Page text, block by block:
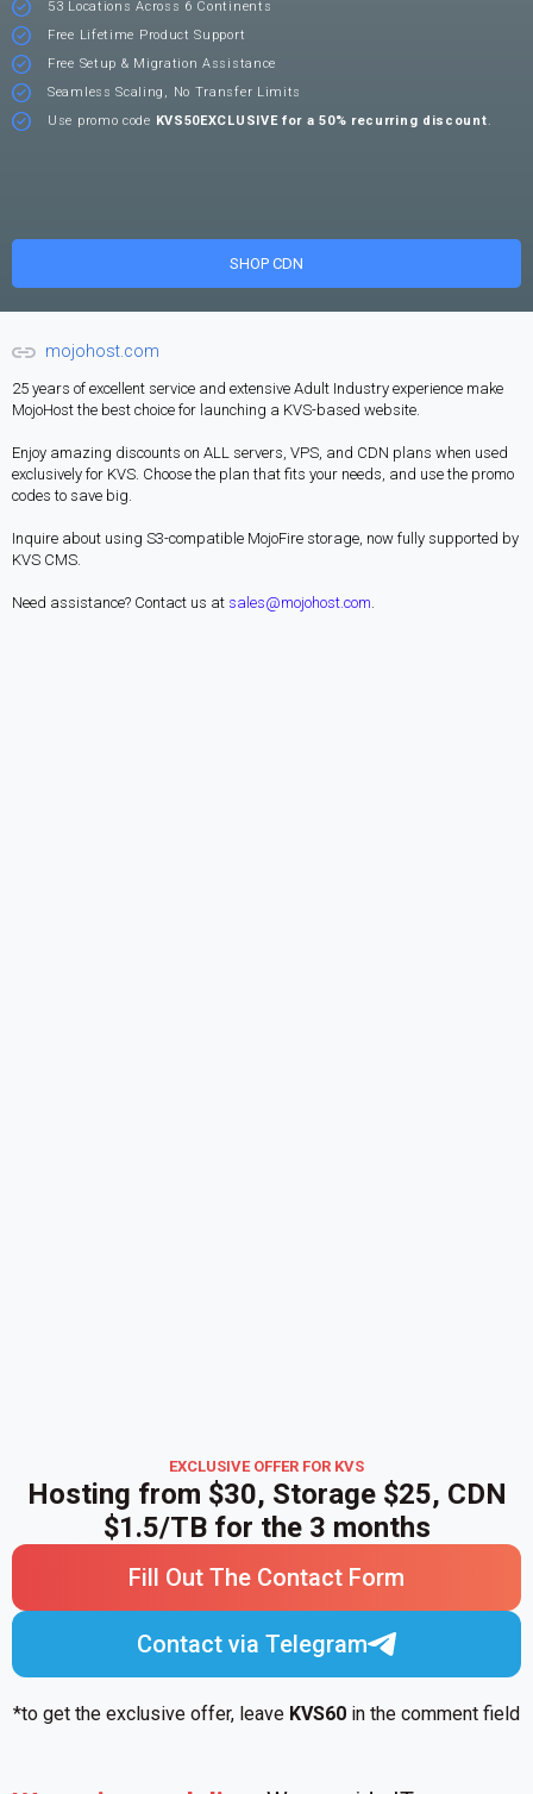
53 Locations Across 6 Continents
Free Lifetime Product Support
Free Setup & Migration Assistance
Seamless Scaling, No Transfer Limits
Use promo code KVS50EXCLUSIVE for a 50% recurring discount.
SHOP CDN
mojohost.com
25 years of excellent service and extensive Adult Industry experience make
MojoHost the best choice for launching a KVS-based website.
Enjoy amazing discounts on ALL servers, VPS, and CDN plans when used
exclusively for KVS. Choose the plan that fits your needs, and use the promo
codes to save big.
Inquire about using S3-compatible MojoFire storage, now fully supported by
KVS CMS.
Need assistance? Contact us at sales@mojohost.com.
EXCLUSIVE OFFER FOR KVS
Hosting from $30, Storage $25, CDN
$1.5/TB for the 3 months
Fill Out The Contact Form
Contact via Telegram
*to get the exclusive offer, leave KVS60 in the comment field